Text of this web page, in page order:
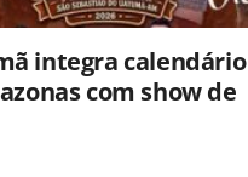
integra calendário
com show de